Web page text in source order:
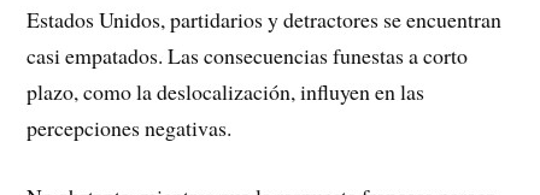
Estados Unidos, partidarios y detractores se en­cuentran
casi empatados. Las consecuencias funestas a corto
plazo, como la des­localización, influyen en las
percepciones negativas.